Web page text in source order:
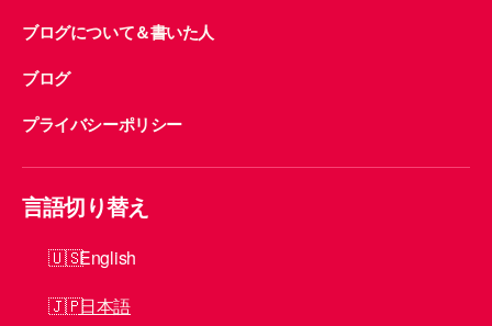
ブログについて＆書いた人
ブログ
プライバシーポリシー
言語切り替え
English
日本語